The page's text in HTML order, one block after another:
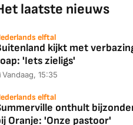
laatste nieuws
elftal
kijkt met
'Iets zieligs'
Vandaag, 15:35
elftal
onthult
Oranje: 'Onze pastoor'